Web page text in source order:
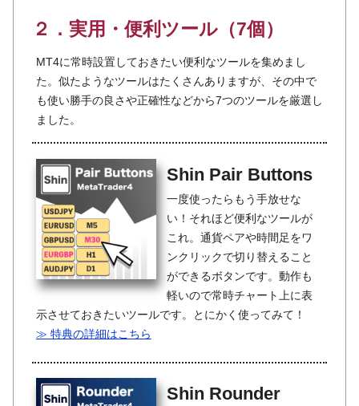
２．実用・便利ツール（7個）
MT4に常時設置しておきたい便利なツールを集めまし
た。似たようなツールはたくさんありますが、その中で
も使い勝手の良さや正確性などから7つのツールを厳選し
ました。
Shin Pair Buttons
一度使ったらもう手放せな
い！それほど便利なツールが
これ。通貨ペアや時間足をワ
ンクリックで切り替えること
ができるボタンです。動作も
軽いので常時チャート上に表
示させておきたいツールです。とにかく使ってみて！
≫ 特典の詳細はこちら
Shin Rounder